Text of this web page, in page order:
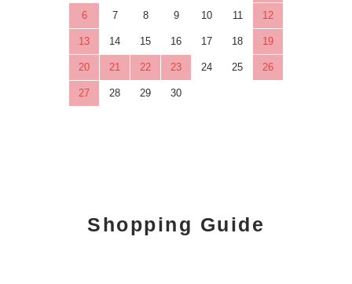
6 7 8 9 10 11 12
13 14 15 16 17 18 19
20 21 22 23 24 25 26
27 28 29 30
Shopping Guide